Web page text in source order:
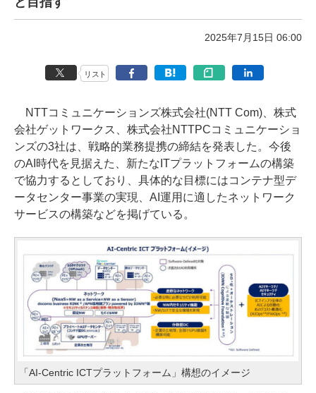
2025年7月15日 06:00
リスト
NTTコミュニケーションズ株式会社(NTT Com)、株式
会社ゲットワークス、株式会社NTTPCコミュニケーショ
ンズの3社は、戦略的業務提携の締結を発表した。今後
のAI時代を見据えた、新たなITプラットフォームの構築
で協力するとしており、具体的な目標にはコンテナ型デ
ータセンター事業の実現、AI運用に適したネットワーク
サービスの構築などを掲げている。
「AI-Centric ICTプラットフォーム」構想のイメージ